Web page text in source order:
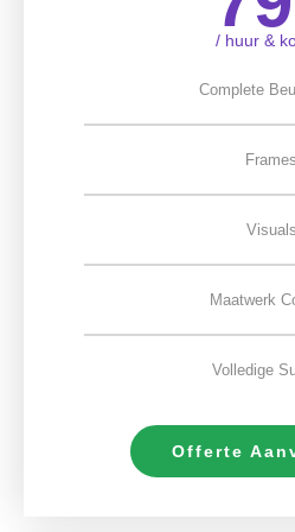
/ huur &
Complete
Frames
Visuals
Maatwerk
Volledige
Offerte